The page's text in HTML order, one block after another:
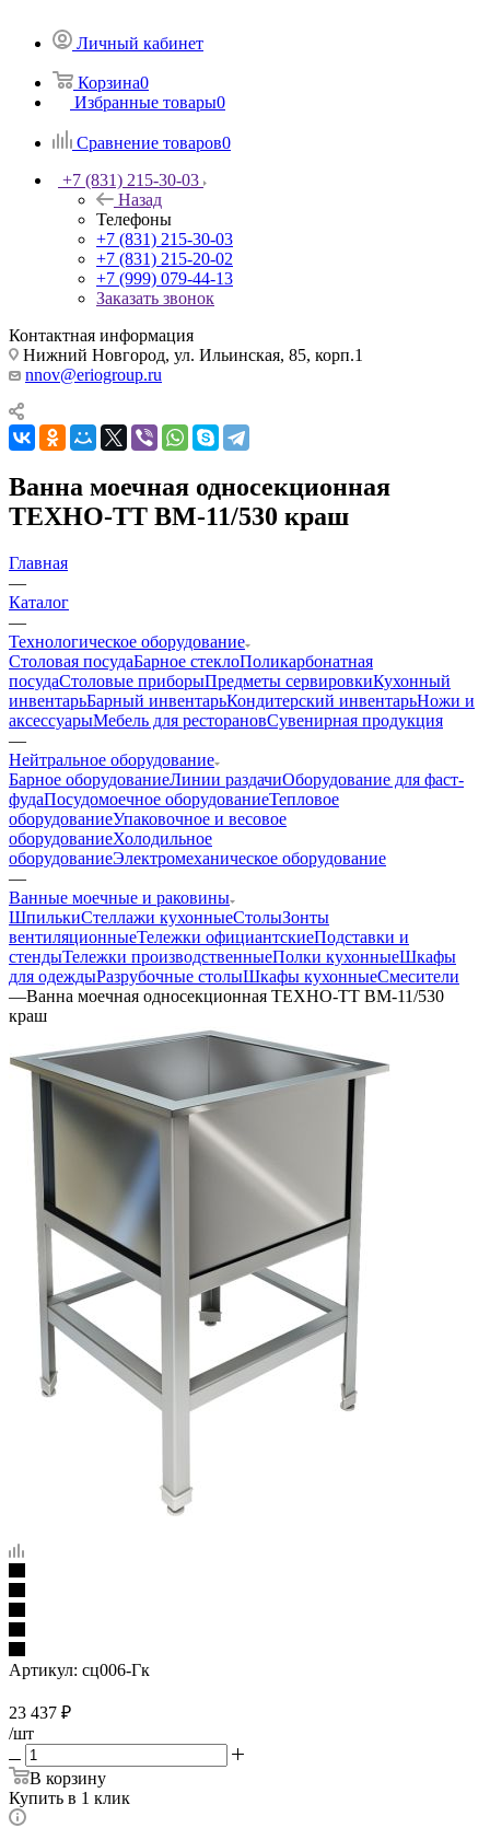
Личный кабинет
Корзина0
Избранные товары0
Сравнение товаров0
+7 (831) 215-30-03
Назад
Телефоны
+7 (831) 215-30-03
+7 (831) 215-20-02
+7 (999) 079-44-13
Заказать звонок
Контактная информация
Нижний Новгород, ул. Ильинская, 85, корп.1
nnov@eriogroup.ru
Ванна моечная односекционная
ТЕХНО-ТТ ВМ-11/530 краш
Главная
—
Каталог
—
Технологическое оборудование
Столовая посудаБарное стеклоПоликарбонатная
посудаСтоловые приборыПредметы сервировкиКухонный
инвентарьБарный инвентарьКондитерский инвентарьНожи и
аксессуарыМебель для ресторановСувенирная продукция
—
Нейтральное оборудование
Барное оборудованиеЛинии раздачиОборудование для фаст-
фудаПосудомоечное оборудованиеТепловое
оборудованиеУпаковочное и весовое
оборудованиеХолодильное
оборудованиеЭлектромеханическое оборудование
—
Ванные моечные и раковины
ШпилькиСтеллажи кухонныеСтолыЗонты
вентиляционныеТележки официантскиеПодставки и
стендыТележки производственныеПолки кухонныеШкафы
для одеждыРазрубочные столыШкафы кухонныеСмесители
—Ванна моечная односекционная ТЕХНО-ТТ ВМ-11/530
краш
Артикул: сц006-Гк
23 437 ₽
/шт
В корзину
Купить в 1 клик